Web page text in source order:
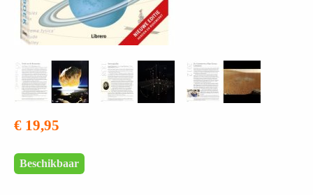
€ 19,95
Beschikbaar